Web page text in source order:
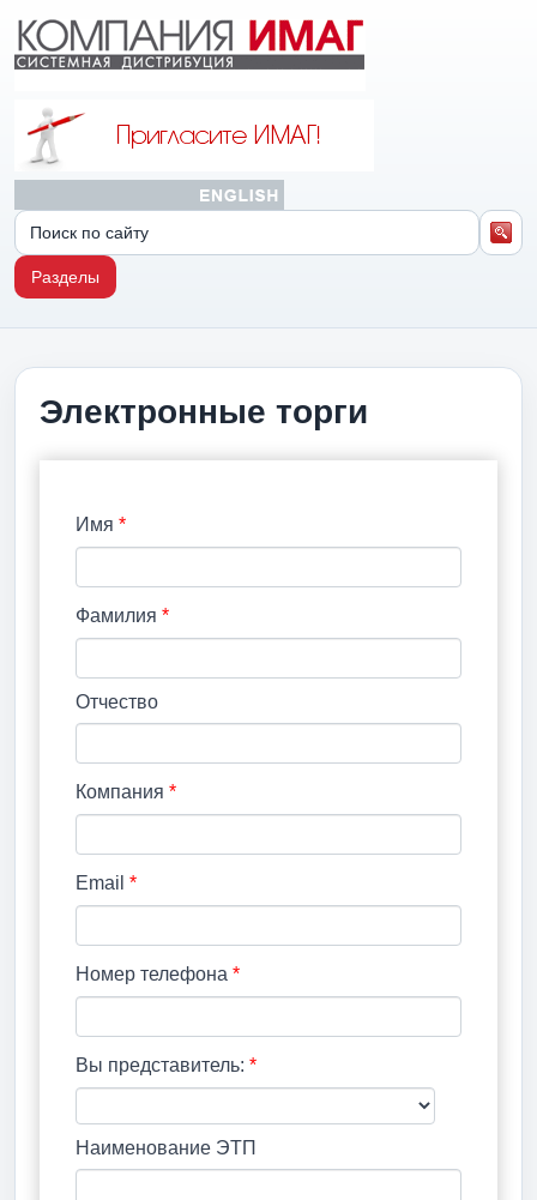
Разделы
Электронные торги
Имя *
Фамилия *
Отчество
Компания *
Email *
Номер телефона *
Вы представитель: *
Наименование ЭТП